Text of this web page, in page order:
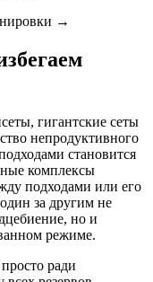
→
гигантские сеты
непродуктивного
становится
комплексы
подходами или его
за другим не
но и
режиме.
ради